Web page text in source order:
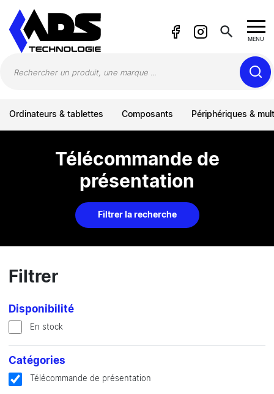
search MENU
Ordinateurs & tablettes Composants Périphériques &
Télécommande de
présentation
Filtrer la recherche
Filtrer
Disponibilité
En stock
Catégories
Télécommande de présentation